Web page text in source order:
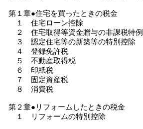
第１章●住宅を買ったときの税金
１ 住宅ローン控除
２ 住宅取得等資金贈与の非課税特例
３ 認定住宅等の新築等の特別控除
４ 登録免許税
５ 不動産取得税
６ 印紙税
７ 固定資産税
８ 消費税
第２章●リフォームしたときの税金
１ リフォームの特別控除